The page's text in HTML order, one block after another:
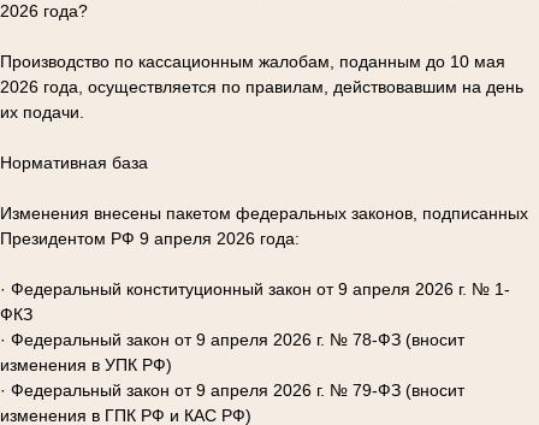
2026 года?
Производство по кассационным жалобам, поданным до 10 мая
2026 года, осуществляется по правилам, действовавшим на день
их подачи.
Нормативная база
Изменения внесены пакетом федеральных законов, подписанных
Президентом РФ 9 апреля 2026 года:
· Федеральный конституционный закон от 9 апреля 2026 г. № 1-
ФКЗ
· Федеральный закон от 9 апреля 2026 г. № 78-ФЗ (вносит
изменения в УПК РФ)
· Федеральный закон от 9 апреля 2026 г. № 79-ФЗ (вносит
изменения в ГПК РФ и КАС РФ)